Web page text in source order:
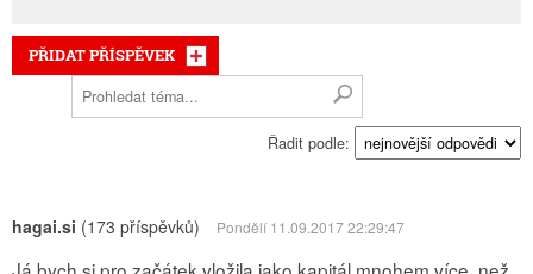
PŘIDAT PŘÍSPĚVEK
Řadit podle:
hagai.si (173 příspěvků) Pondělí 11.09.2017 22:29:47